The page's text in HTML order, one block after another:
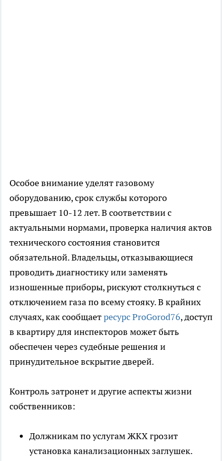
Особое внимание уделят газовому
оборудованию, срок службы которого
превышает 10-12 лет. В соответствии с
актуальными нормами, проверка наличия актов
технического состояния становится
обязательной. Владельцы, отказывающиеся
проводить диагностику или заменять
изношенные приборы, рискуют столкнуться с
отключением газа по всему стояку. В крайних
случаях, как сообщаетресурс ProGorod76, доступ
в квартиру для инспекторов может быть
обеспечен через судебные решения и
принудительное вскрытие дверей.
Контроль затронет и другие аспекты жизни
собственников:
Должникам по услугам ЖКХ грозит
установка канализационных заглушек.